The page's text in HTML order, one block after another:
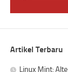
Artikel Terbaru
Linux Mint: